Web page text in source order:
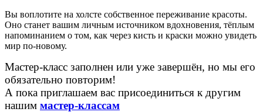
Вы воплотите на холсте собственное переживание красоты.
Оно станет вашим личным источником вдохновения, тёплым
напоминанием о том, как через кисть и краски можно увидеть
мир по‑новому.
Мастер-класс заполнен или уже завершён, но мы его
обязательно повторим!
А пока приглашаем вас присоединиться к другим
нашим мастер-классам